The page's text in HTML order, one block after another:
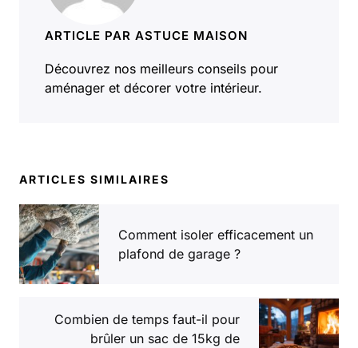
ARTICLE PAR ASTUCE MAISON
Découvrez nos meilleurs conseils pour
aménager et décorer votre intérieur.
ARTICLES SIMILAIRES
Comment isoler efficacement un
plafond de garage ?
Combien de temps faut-il pour
brûler un sac de 15kg de